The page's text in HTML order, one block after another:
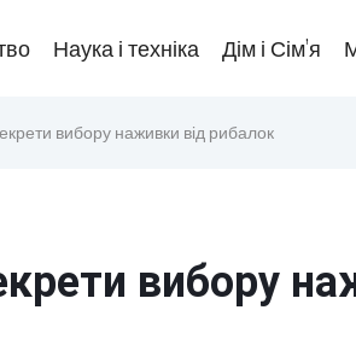
Наука і техніка Дім і Сім’я
вибору наживки від рибалок
вибору